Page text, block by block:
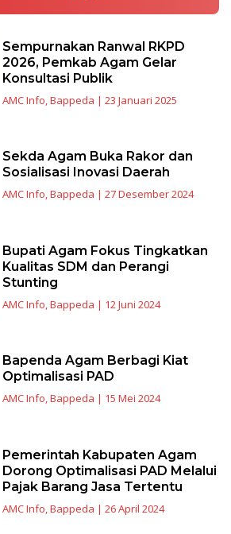
Sempurnakan Ranwal RKPD
2026, Pemkab Agam Gelar
Konsultasi Publik
AMC Info,Bappeda | 23 Januari 2025
Sekda Agam Buka Rakor dan
Sosialisasi Inovasi Daerah
AMC Info,Bappeda | 27 Desember 2024
Bupati Agam Fokus Tingkatkan
Kualitas SDM dan Perangi
Stunting
AMC Info,Bappeda | 12 Juni 2024
Bapenda Agam Berbagi Kiat
Optimalisasi PAD
AMC Info,Bappeda | 15 Mei 2024
Pemerintah Kabupaten Agam
Dorong Optimalisasi PAD Melalui
Pajak Barang Jasa Tertentu
AMC Info,Bappeda | 26 April 2024